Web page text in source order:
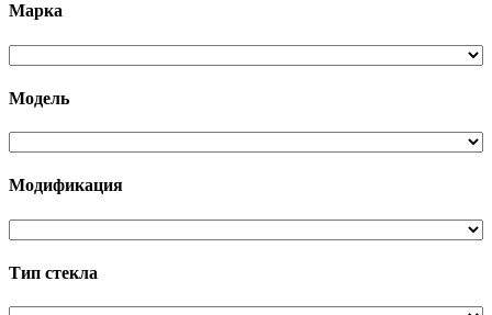
Марка
Модель
Модификация
Тип стекла